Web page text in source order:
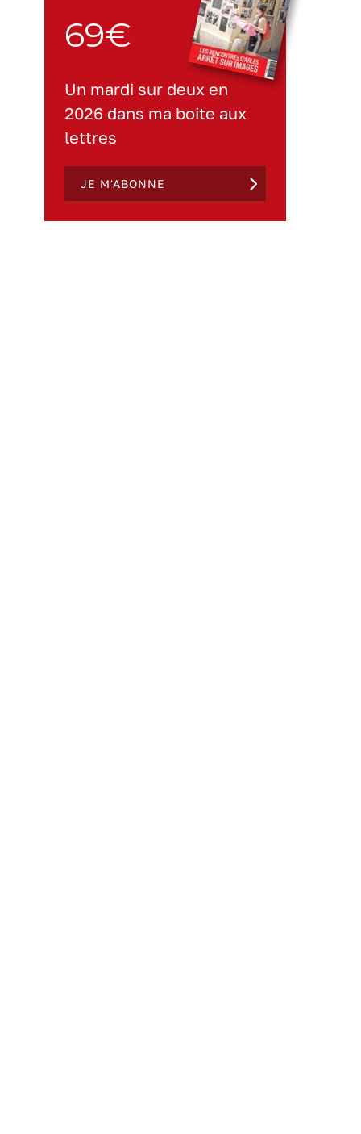
69€
Un mardi sur deux en
2026 dans ma boite aux
lettres
JE M'ABONNE